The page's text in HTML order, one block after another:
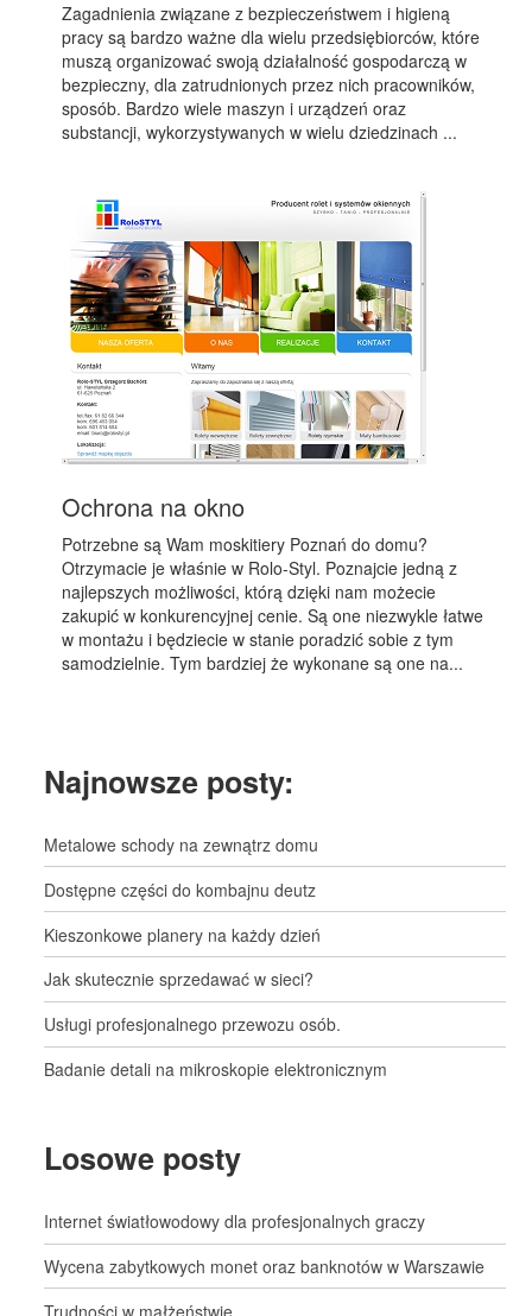
Zagadnienia związane z bezpieczeństwem i higieną
pracy są bardzo ważne dla wielu przedsiębiorców, które
muszą organizować swoją działalność gospodarczą w
bezpieczny, dla zatrudnionych przez nich pracowników,
sposób. Bardzo wiele maszyn i urządzeń oraz
substancji, wykorzystywanych w wielu dziedzinach ...
Ochrona na okno
Potrzebne są Wam moskitiery Poznań do domu?
Otrzymacie je właśnie w Rolo-Styl. Poznajcie jedną z
najlepszych możliwości, którą dzięki nam możecie
zakupić w konkurencyjnej cenie. Są one niezwykle łatwe
w montażu i będziecie w stanie poradzić sobie z tym
samodzielnie. Tym bardziej że wykonane są one na...
Najnowsze posty:
Metalowe schody na zewnątrz domu
Dostępne części do kombajnu deutz
Kieszonkowe planery na każdy dzień
Jak skutecznie sprzedawać w sieci?
Usługi profesjonalnego przewozu osób.
Badanie detali na mikroskopie elektronicznym
Losowe posty
Internet światłowodowy dla profesjonalnych graczy
Wycena zabytkowych monet oraz banknotów w Warszawie
Trudności w małżeństwie